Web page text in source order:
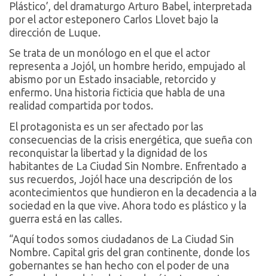
Plástico’, del dramaturgo Arturo Babel, interpretada
por el actor esteponero Carlos Llovet bajo la
dirección de Luque.
Se trata de un monólogo en el que el actor
representa a Jojól, un hombre herido, empujado al
abismo por un Estado insaciable, retorcido y
enfermo. Una historia ficticia que habla de una
realidad compartida por todos.
El protagonista es un ser afectado por las
consecuencias de la crisis energética, que sueña con
reconquistar la libertad y la dignidad de los
habitantes de La Ciudad Sin Nombre. Enfrentado a
sus recuerdos, Jojól hace una descripción de los
acontecimientos que hundieron en la decadencia a la
sociedad en la que vive. Ahora todo es plástico y la
guerra está en las calles.
“Aquí todos somos ciudadanos de La Ciudad Sin
Nombre. Capital gris del gran continente, donde los
gobernantes se han hecho con el poder de una